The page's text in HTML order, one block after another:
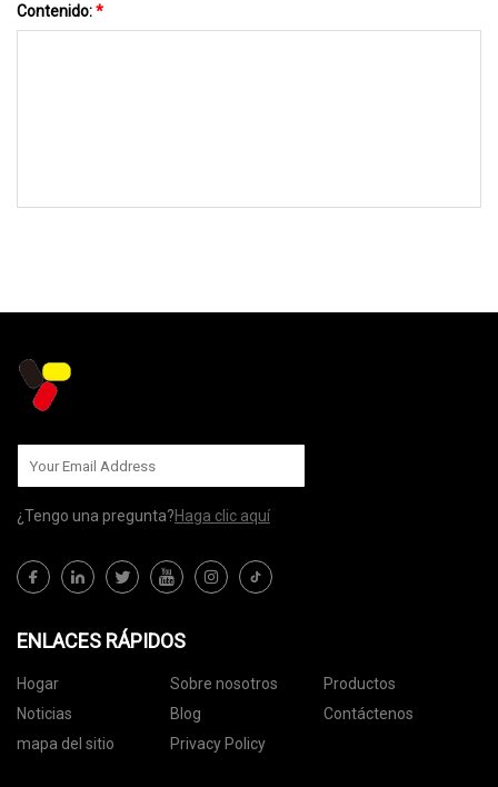
Contenido:*
¿Tengo una pregunta?Haga clic aquí
ENLACES RÁPIDOS
Hogar Sobre nosotros
Productos
Noticias
Blog
Contáctenos
mapa del sitio
Privacy Policy